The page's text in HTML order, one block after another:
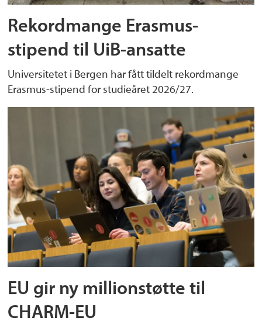
Rekordmange Erasmus-
stipend til UiB-ansatte
Universitetet i Bergen har fått tildelt rekordmange
Erasmus-stipend for studieåret 2026/27.
EU gir ny millionstøtte til
CHARM-EU